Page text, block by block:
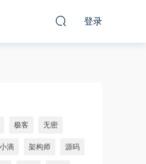
登录
极客 无密
小滴 架构师 源码